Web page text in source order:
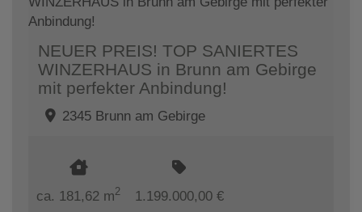
NEUER PREIS! TOP SANIERTES
WINZERHAUS in Brunn am Gebirge
mit perfekter Anbindung!
2345 Brunn am Gebirge
ca. 181,62 m2 1.199.000,00 €